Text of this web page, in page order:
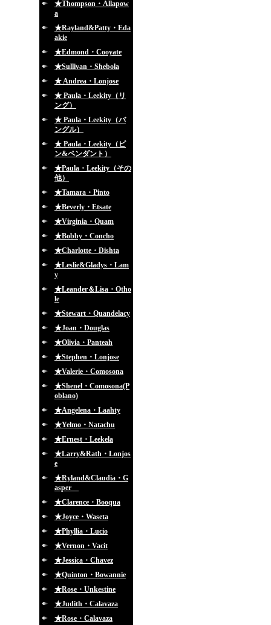
★Thompson・Allapow
a
★Rayland&Patty・Eda
akie
★Edmond・Cooyate
★Sullivan・Shebola
★ Andrea・Lonjose
★ Paula・Leekity（リ
ング）
★ Paula・Leekity（バ
ングル）
★ Paula・Leekity（ピ
ン&ペンダント）
★Paula・Leekity（その
他）
★Tamara・Pinto
★Beverly・Etsate
★Virginia・Quam
★Bobby・Concho
★Charlotte・Dishta
★Leslie&Gladys・Lam
y
★Leander＆Lisa・Otho
le
★Stewart・Quandelacy
★Joan・Douglas
★Olivia・Panteah
★Stephen・Lonjose
★Valerie・Comosona
★Shenel・Comosona(P
oblano)
★Angelena・Laahty
★Yelmo・Natachu
★Ernest・Leekela
★Larry&Rath・Lonjos
e
★Ryland&Claudia・G
asper
★Clarence・Booqua
★Joyce・Waseta
★Phyllia・Lucio
★Vernon・Vacit
★Jessica・Chavez
★Quinton・Bowannie
★Rose・Unkestine
★Judith・Calavaza
★Rose・Calavaza